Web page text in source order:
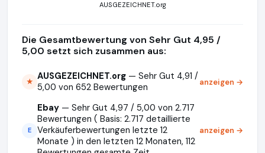
AUSGEZEICHNET.org
Die Gesamtbewertung von Sehr Gut 4,95 /
5,00 setzt sich zusammen aus:
★ AUSGEZEICHNET.org — Sehr Gut 4,91 /
5,00 von 652 Bewertungen
anzeigen →
E
Ebay — Sehr Gut 4,97 / 5,00 von 2.717
Bewertungen ( Basis: 2.717 detaillierte
Verkäuferbewertungen letzte 12
Monate ) in den letzten 12 Monaten, 112
anzeigen →